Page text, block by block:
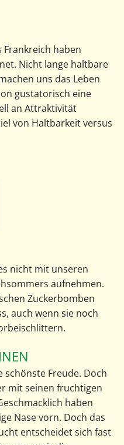
haben
Nicht lange haltbare
uns das Leben
gustatorisch eine
an Attraktivität
von Haltbarkeit versus
nicht mit unseren
aufnehmen.
Zuckerbomben
auch wenn sie noch
Freude. Doch
mit seinen fruchtigen
haben
Nase vorn. Doch das
entscheidet sich fast